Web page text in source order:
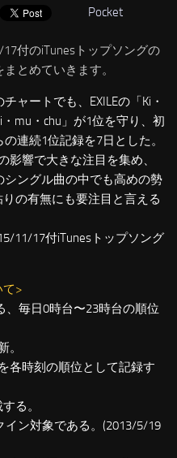
Pocket
17付のiTunesトップソングの
まとめていきます。
ャートでも、EXILEの「Ki・
・mu・chu」が1位を守り、初
の連続1位記録を7日とした。
影響で大きな注目を集め、
シングル曲の中でも高めの勢
の有無にも要注目と言える
11/17付iTunesトップソング
て>
、毎日0時台〜23時台の順位
。
各時刻の順位として記録す
る。
イン対象である。(2013/5/19